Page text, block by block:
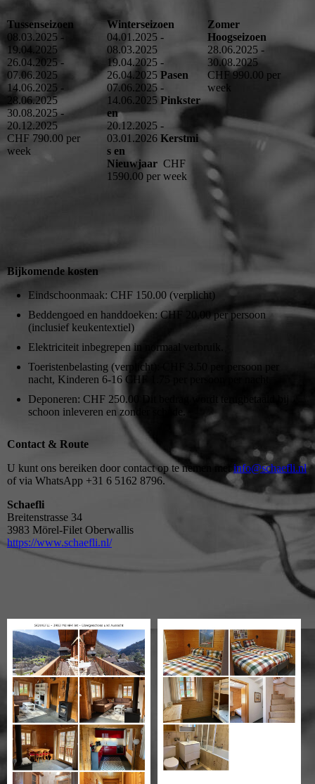
Tussenseizoen
08.03.2025 -
19.04.2025
26.04.2025 -
07.06.2025
14.06.2025 -
28.06.2025
30.08.2025 -
20.12.2025
CHF 790.00 per
week
Winterseizoen
04.01.2025 -
08.03.2025
19.04.2025 -
26.04.2025 Pasen
07.06.2025 -
14.06.2025 Pinkster
en
20.12.2025 -
03.01.2026 Kerstmi
s en
Nieuwjaar CHF
1590.00 per week
Zomer
Hoogseizoen
28.06.2025 -
30.08.2025
CHF 990.00 per
week
Bijkomende kosten
Eindschoonmaak: CHF 150.00 (verplicht)
Beddengoed en handdoeken: CHF 20,00 per persoon
(inclusief keukentextiel)
Elektriciteit inbegrepen in normaal verbruik.
Toeristenbelasting (verplicht): CHF 3.50 per persoon per
nacht, Kinderen 6-16 CHF 1.75 per persoon per nacht
Deponeren: CHF 250.00 Dit bedrag wordt terugbetaald bij
schoon inleveren en zonder schade.
Contact & Route
U kunt ons bereiken door contact op te nemen met info@schaefli.nl
of via WhatsApp +31 6 5162 8796.
Schaefli
Breitenstrasse 34
3983 Mörel-Filet Oberwallis
https://www.schaefli.nl/